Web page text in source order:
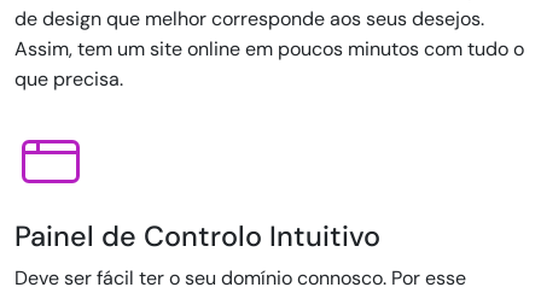
de design que melhor corresponde aos seus desejos.
Assim, tem um site online em poucos minutos com tudo o
que precisa.
Painel de Controlo Intuitivo
Deve ser fácil ter o seu domínio connosco. Por esse